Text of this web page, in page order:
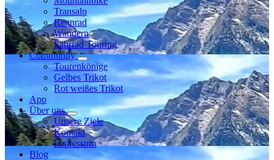
Transalp
Rennrad
Wandern
Fahrrad Touring
Community
Tourenkönige
Gelbes Trikot
Rot weißes Trikot
App
Über uns
Unsere Ziele
Kontakt
Impressum
Blog